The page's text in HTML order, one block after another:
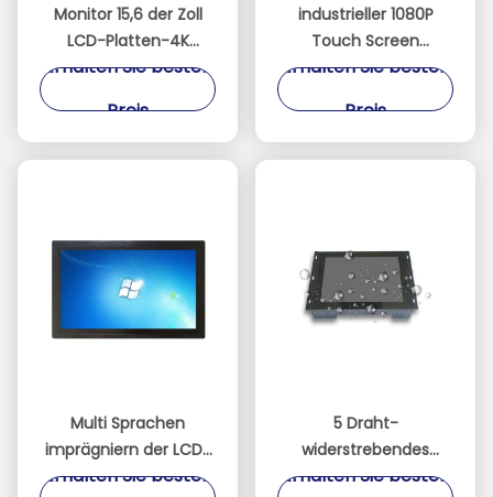
Monitor 15,6 der Zoll
LCD-Platten-4K
3840*2160
des Bildschirm-
Erhalten Sie besten
Preis
industrieller 1080P
Touch Screen
Monitor-/Noten-
Stützhimbeeren-PU
Erhalten Sie besten
Preis
Multi Sprachen
imprägniern der LCD-
Monitor-5
Erhalten Sie besten
5 Draht-
widerstrebendes
Touch Screen
Erhalten Sie besten